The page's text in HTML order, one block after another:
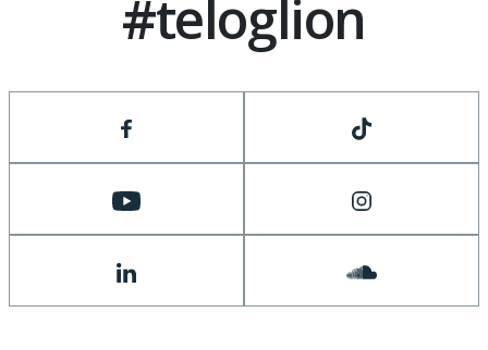
#teloglion